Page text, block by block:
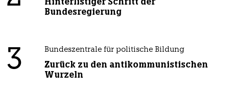
Bundesregierung
3 Bundeszentrale für politische Bildung
Zurück zu den antikommunistischen
Wurzeln